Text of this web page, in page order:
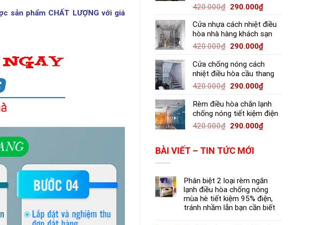
420.000₫ 290.000₫
Cửa nhựa cách nhiệt điều
hòa nhà hàng khách sạn
420.000₫ 290.000₫
Cửa chống nóng cách
nhiệt điều hòa cầu thang
420.000₫ 290.000₫
Rèm điều hòa chắn lạnh
chống nóng tiết kiệm điện
420.000₫ 290.000₫
BÀI VIẾT – TIN TỨC MỚI
Phân biệt 2 loại rèm ngăn
lạnh điều hòa chống nóng
mùa hè tiết kiệm 95% điện,
tránh nhầm lẫn bạn cần biết
sản phẩm CHẤT LƯỢNG với giá